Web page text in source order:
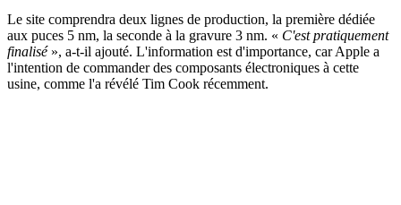
Le site comprendra deux lignes de production, la première dédiée
aux puces 5 nm, la seconde à la gravure 3 nm. « C'est pratiquement
finalisé», a-t-il ajouté. L'information est d'importance, car Apple a
l'intention de commander des composants électroniques à cette
usine, comme l'a révélé Tim Cook récemment.